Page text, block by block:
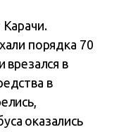
порядка 70
врезался в
в
оказались